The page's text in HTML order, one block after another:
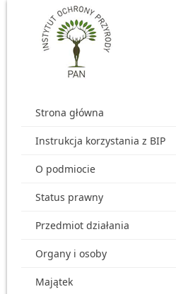
Przejdź do głównej treści
Strona główna
Instrukcja korzystania z BIP
O podmiocie
Status prawny
Przedmiot działania
Organy i osoby
Majątek